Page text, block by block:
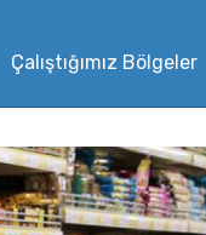
Çalıştığımız Bölgeler